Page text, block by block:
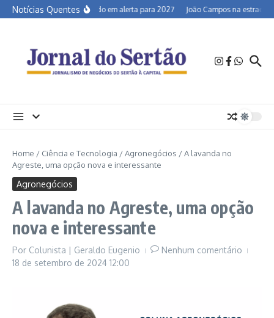
Ir para o conteúdo
Notícias QuentesSemiárido em alerta para 2027 João Campos na estrada
Home / Ciência e Tecnologia /Agronegócios /A lavanda no
Agreste, uma opção nova e interessante
Agronegócios
A lavanda no Agreste, uma opção
nova e interessante
Por Colunista | Geraldo Eugenio
Nenhum comentário
18 de setembro de 2024 12:00